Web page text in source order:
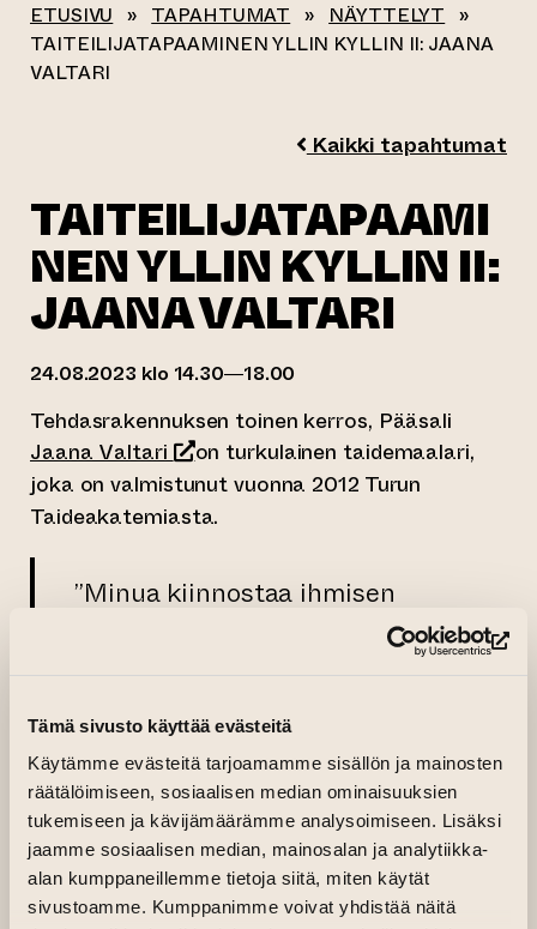
Tämä sivusto käyttää evästeitä
Käytämme evästeitä tarjoamamme sisällön ja mainosten
räätälöimiseen, sosiaalisen median ominaisuuksien
tukemiseen ja kävijämäärämme analysoimiseen. Lisäksi
jaamme sosiaalisen median, mainosalan ja analytiikka-
alan kumppaneillemme tietoja siitä, miten käytät
sivustoamme. Kumppanimme voivat yhdistää näitä
ETUSIVU » TAPAHTUMAT » NÄYTTELYT »
TAITEILIJATAPAAMINEN YLLIN KYLLIN II: JAANA
VALTARI
Kaikki tapahtumat
TAITEILIJATAPAAMI
NEN YLLIN KYLLIN II:
JAANA VALTARI
24.08.2023 klo 14.30—18.00
Tehdasrakennuksen toinen kerros, Pääsali
Jaana Valtari (siirtyy toiseen verkkopalveluun)
on turkulainen taidemaalari,
joka on valmistunut vuonna 2012 Turun
Taideakatemiasta.
”Minua kiinnostaa ihmisen
suhde ympäristöön. Monissa
maalauksissani on ihmis- ja
rannalla tai vuorilla.
Maalauksissa suunnataan usein
kohti merta, koska meri tarjoaa
kaikille yhtäläisen
mahdollisuuden elpymiseen ja
virkistymiseen. Meri edustaa